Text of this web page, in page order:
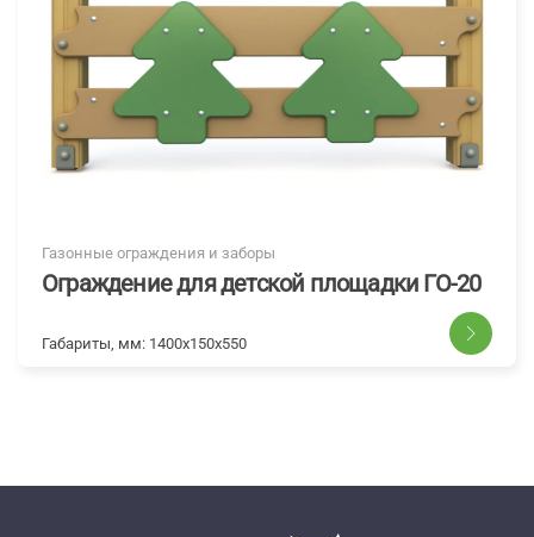
Газонные ограждения и заборы
Ограждение для детской площадки ГО-20
Габариты, мм: 1400x150x550